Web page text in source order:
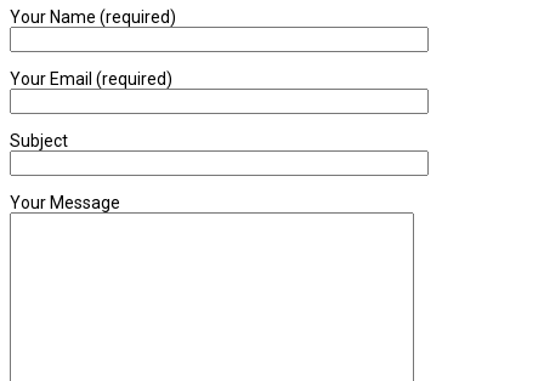
Your Name (required)
Your Email (required)
Subject
Your Message